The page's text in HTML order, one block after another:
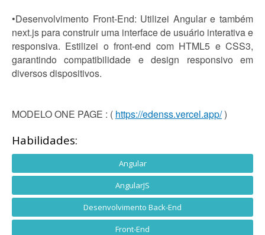
•Desenvolvimento Front-End: Utilizei Angular e também
next.js para construir uma interface de usuário interativa e
responsiva. Estilizei o front-end com HTML5 e CSS3,
garantindo compatibilidade e design responsivo em
diversos dispositivos.
MODELO ONE PAGE : ( https://edenss.vercel.app/)
Habilidades:
Angular
AngularJS
Desenvolvimento Back-End
Front-End